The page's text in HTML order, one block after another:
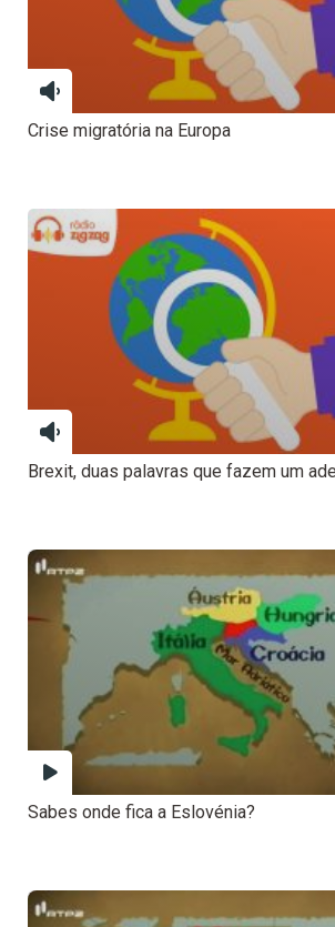
Crise migratória na Europa
Brexit, duas palavras que fazem um
Sabes onde fica a Eslovénia?